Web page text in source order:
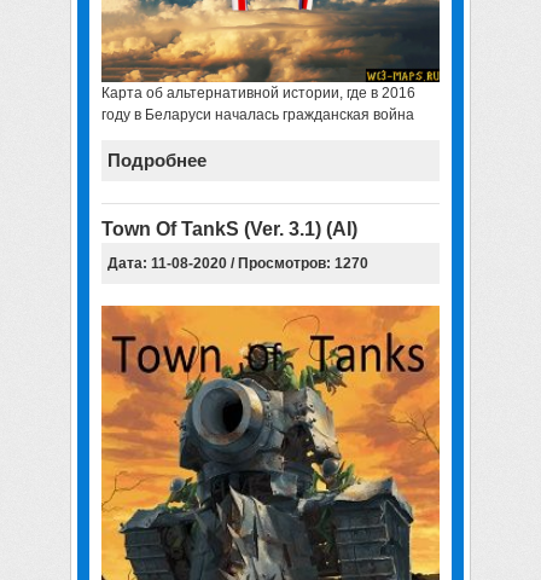
Карта об альтернативной истории, где в 2016
году в Беларуси началась гражданская война
Подробнее
Town Of TankS (Ver. 3.1) (AI)
Дата: 11-08-2020 / Просмотров: 1270